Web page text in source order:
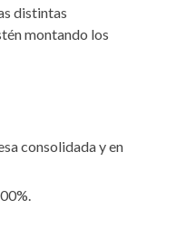
distintas
montando los
consolidada y en